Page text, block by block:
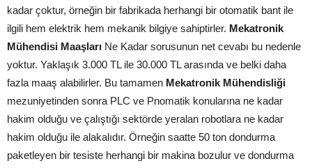
kadar çoktur, örneğin bir fabrikada herhangi bir otomatik bant ile
ilgili hem elektrik hem mekanik bilgiye sahiptirler. Mekatronik
Mühendisi Maaşları Ne Kadar sorusunun net cevabı bu nedenle
yoktur. Yaklaşık 3.000 TL ile 30.000 TL arasında ve belki daha
fazla maaş alabilirler. Bu tamamen Mekatronik Mühendisliği
mezuniyetinden sonra PLC ve Pnomatik konularına ne kadar
hakim olduğu ve çalıştığı sektörde yeralan robotlara ne kadar
hakim olduğu ile alakalıdır. Örneğin saatte 50 ton dondurma
paketleyen bir tesiste herhangi bir makina bozulur ve dondurma